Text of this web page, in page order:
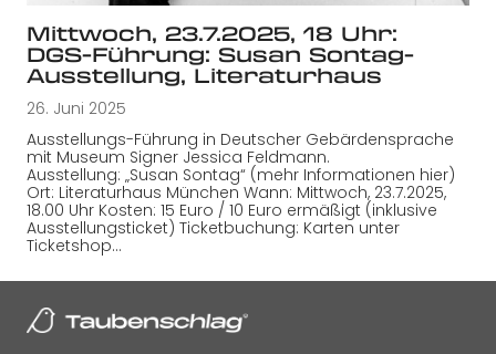
Mittwoch, 23.7.2025, 18 Uhr:
DGS-Führung: Susan Sontag-
Ausstellung, Literaturhaus
26. Juni 2025
Ausstellungs-Führung in Deutscher Gebärdensprache
mit Museum Signer Jessica Feldmann.
Ausstellung: „Susan Sontag“ (mehr Informationen hier)
Ort: Literaturhaus München Wann: Mittwoch, 23.7.2025,
18.00 Uhr Kosten: 15 Euro / 10 Euro ermäßigt (inklusive
Ausstellungsticket) Ticketbuchung: Karten unter
Ticketshop…